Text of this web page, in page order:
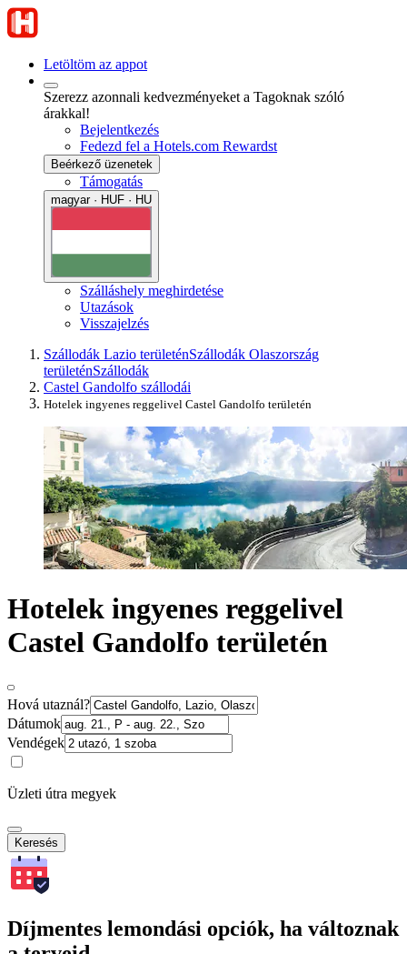
Letöltöm az appot
Szerezz azonnali kedvezményeket a Tagoknak szóló
árakkal!
Bejelentkezés
Fedezd fel a Hotels.com Rewardst
Beérkező üzenetek
Támogatás
magyar · HUF · HU
Szálláshely meghirdetése
Utazások
Visszajelzés
Szállodák Lazio területénSzállodák Olaszország
területénSzállodák
Castel Gandolfo szállodái
Hotelek ingyenes reggelivel Castel Gandolfo területén
Hotelek ingyenes reggelivel
Castel Gandolfo területén
Hová utaznál?
Dátumok
Vendégek
Üzleti útra megyek
Keresés
Díjmentes lemondási opciók, ha változnak